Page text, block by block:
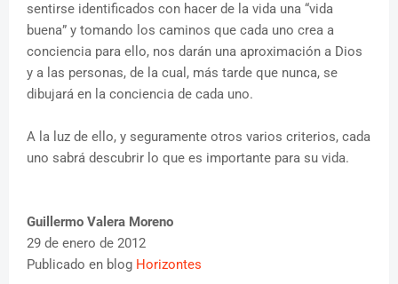
sentirse identificados con hacer de la vida una “vida
buena” y tomando los caminos que cada uno crea a
conciencia para ello, nos darán una aproximación a Dios
y a las personas, de la cual, más tarde que nunca, se
dibujará en la conciencia de cada uno.
A la luz de ello, y seguramente otros varios criterios, cada
uno sabrá descubrir lo que es importante para su vida.
Guillermo Valera Moreno
29 de enero de 2012
Publicado en blog Horizontes